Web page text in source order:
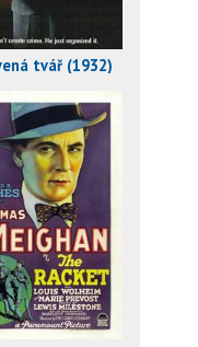
tvář (1932)